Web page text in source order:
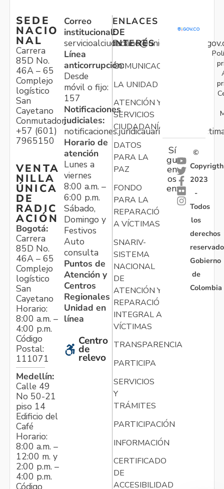
SEDE
NACIO
NAL
Carrera
85D No.
46A – 65
Complejo
logístico
San
Cayetano
Conmutador:
+57 (601)
7965150
VENTA
NILLA
ÚNICA
DE
RADIC
ACIÓN
Bogotá:
Carrera
85D No.
46A – 65
Complejo
logístico
San
Cayetano
Horario:
8:00 a.m. –
4:00 p.m.
Código
Postal:
111071
Medellín:
Calle 49
No 50-21
piso 14
Edificio del
Café
Horario:
8:00 a.m. –
12:00 m. y
2:00 p.m. –
4:00 p.m.
Correo
institucional:
Línea
anticorrupción:
Desde
móvil o fijo:
157
Notificaciones
judiciales:
Horario de
atención
Lunes a
viernes
8:00 a.m. –
6:00 p.m.
Sábado,
Domingo y
Festivos
Auto
consulta
Puntos de
Atención y
Centros
Regionales
Unidad en
línea
Centro
de
relevo
ENLACES
DE
INTERÉS
COMUNICACIONES
LA UNIDAD
ATENCIÓN Y
SERVICIOS
CIUDADANÍA
DATOS
PARA LA
PAZ
FONDO
PARA LA
REPARACIÓN
A VÍCTIMAS
SNARIV-
SISTEMA
NACIONAL
DE
ATENCIÓN Y
REPARACIÓN
INTEGRAL A
VÍCTIMAS
TRANSPARENCIA
PARTICIPA
SERVICIOS
Y
TRÁMITES
PARTICIPACIÓN
INFORMACIÓN
CERTIFICADO
DE
ACCESIBILIDAD
Sí
gu
en
os
en:
©
Copyrigth
2023
-
Todos
los
derechos
Gobierno
de
Colombia